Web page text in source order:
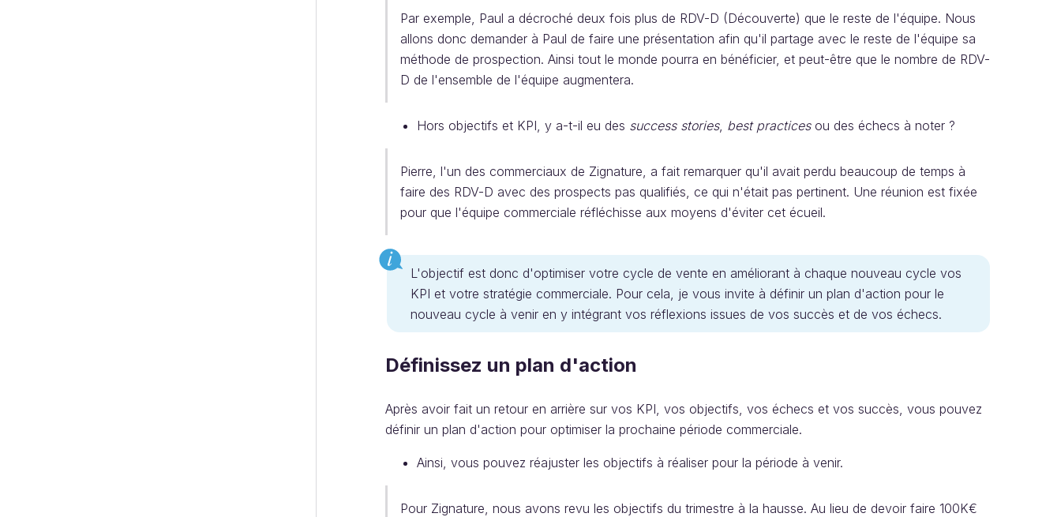
Par exemple, Paul a décroché deux fois plus de RDV-D (Découverte) que le reste de l'équipe. Nous
allons donc demander à Paul de faire une présentation afin qu'il partage avec le reste de l'équipe sa
méthode de prospection. Ainsi tout le monde pourra en bénéficier, et peut-être que le nombre de RDV-
D de l'ensemble de l'équipe augmentera.
Hors objectifs et KPI, y a-t-il eu des success stories, best practicesou des échecs à noter ?
Pierre, l'un des commerciaux de Zignature, a fait remarquer qu'il avait perdu beaucoup de temps à
faire des RDV-D avec des prospects pas qualifiés, ce qui n'était pas pertinent. Une réunion est fixée
pour que l'équipe commerciale réfléchisse aux moyens d'éviter cet écueil.
L'objectif est donc d'optimiser votre cycle de vente en améliorant à chaque nouveau cycle vos
KPI et votre stratégie commerciale. Pour cela, je vous invite à définir un plan d'action pour le
nouveau cycle à venir en y intégrant vos réflexions issues de vos succès et de vos échecs.
Définissez un plan d'action
Après avoir fait un retour en arrière sur vos KPI, vos objectifs, vos échecs et vos succès, vous pouvez
définir un plan d'action pour optimiser la prochaine période commerciale.
Ainsi, vous pouvez réajuster les objectifs à réaliser pour la période à venir.
Pour Zignature, nous avons revu les objectifs du trimestre à la hausse. Au lieu de devoir faire 100K€